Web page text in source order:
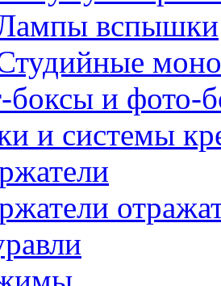
вспышки
и фото-
и системы